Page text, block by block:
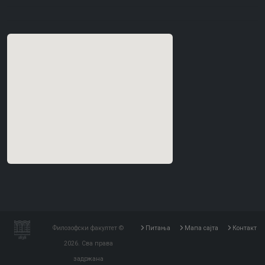
Филозофски факултет ©
2026. Сва права
задржана
Питања Мапа сајта Контакт